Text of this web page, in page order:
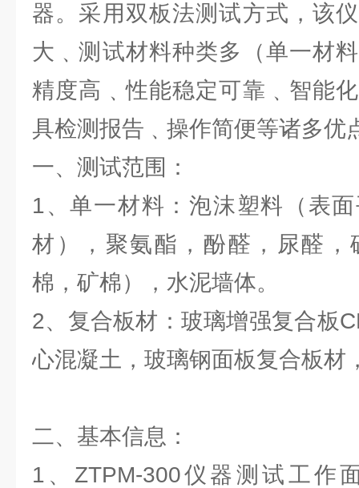
器。采用双板法测试方式，该
大﹑测试材料种类多（单一材
精度高﹑性能稳定可靠﹑智能
具检测报告﹑操作简便等诸多优
一、测试范围：
1、单一材料：泡沫塑料（表
材），聚氨酯，酚醛，尿醛，
棉，矿棉），水泥墙体。
2、复合板材：玻璃增强复合板
心混凝土，玻璃钢面板复合板材
二、基本信息：
1、ZTPM-300仪器测试工作